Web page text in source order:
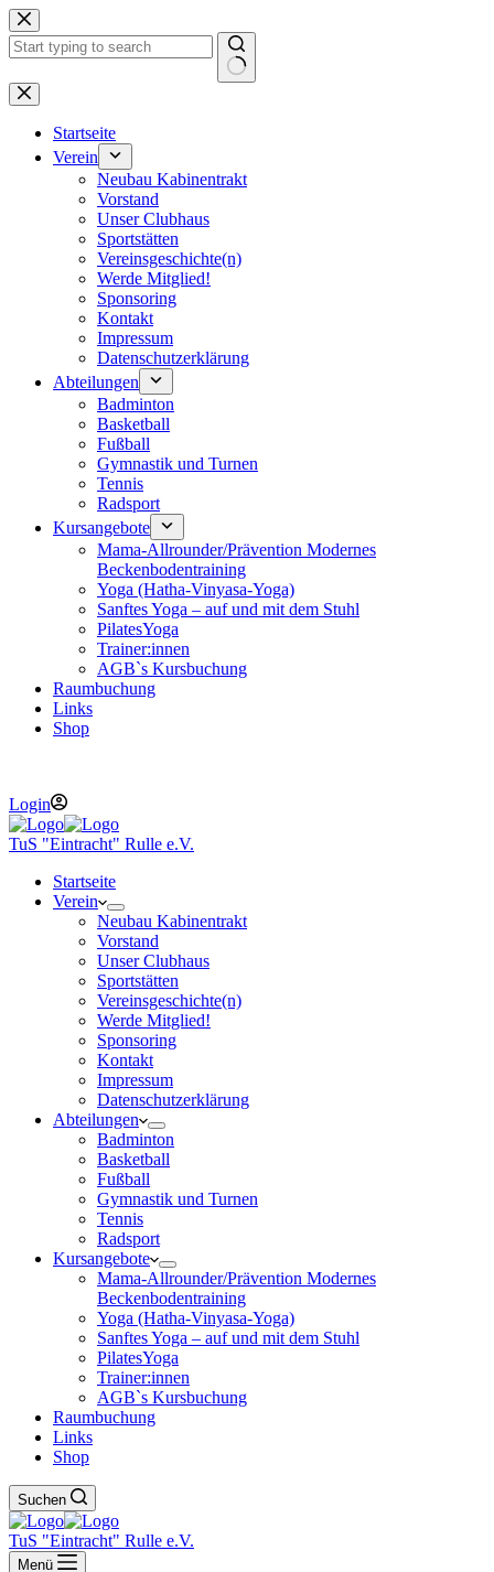
Zum
Inhalt
springen
Keine
Ergebnisse
Startseite
Verein
Neubau Kabinentrakt
Vorstand
Unser Clubhaus
Sportstätten
Vereinsgeschichte(n)
Werde Mitglied!
Sponsoring
Kontakt
Impressum
Datenschutzerklärung
Abteilungen
Badminton
Basketball
Fußball
Gymnastik und Turnen
Tennis
Radsport
Kursangebote
Mama-Allrounder/Prävention Modernes
Beckenbodentraining
Yoga (Hatha-Vinyasa-Yoga)
Sanftes Yoga – auf und mit dem Stuhl
PilatesYoga
Trainer:innen
AGB`s Kursbuchung
Raumbuchung
Links
Shop
Login
TuS "Eintracht" Rulle e.V.
Startseite
Verein
Neubau Kabinentrakt
Vorstand
Unser Clubhaus
Sportstätten
Vereinsgeschichte(n)
Werde Mitglied!
Sponsoring
Kontakt
Impressum
Datenschutzerklärung
Abteilungen
Badminton
Basketball
Fußball
Gymnastik und Turnen
Tennis
Radsport
Kursangebote
Mama-Allrounder/Prävention Modernes
Beckenbodentraining
Yoga (Hatha-Vinyasa-Yoga)
Sanftes Yoga – auf und mit dem Stuhl
PilatesYoga
Trainer:innen
AGB`s Kursbuchung
Raumbuchung
Links
Shop
Suchen
TuS "Eintracht" Rulle e.V.
Menü